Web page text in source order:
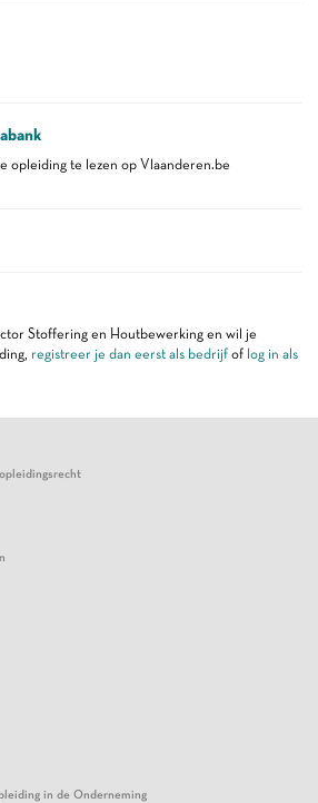
opleiding te lezen op Vlaanderen.be
Stoffering en Houtbewerking en wil je
registreer je dan eerst als bedrijf of log in als
in de Onderneming